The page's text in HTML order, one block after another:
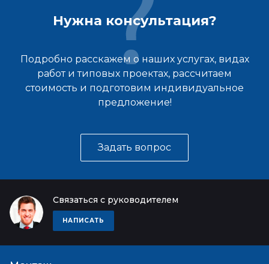
Нужна консультация?
Подробно расскажем о наших услугах, видах
работ и типовых проектах, рассчитаем
стоимость и подготовим индивидуальное
предложение!
Задать вопрос
Связаться с руководителем
НАПИСАТЬ